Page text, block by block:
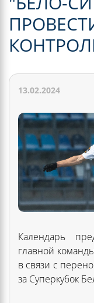
13.02.2024
Календарь
главной
в связи с
за Суперкубок